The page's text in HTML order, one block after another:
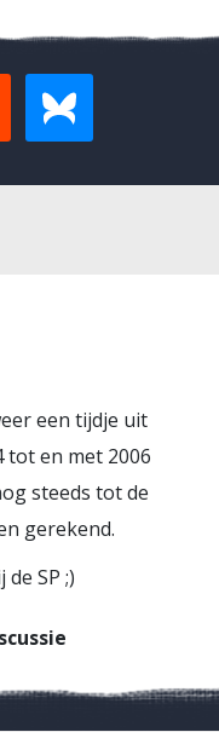
een tijdje uit
tot en met 2006
steeds tot de
gerekend.
SP ;)